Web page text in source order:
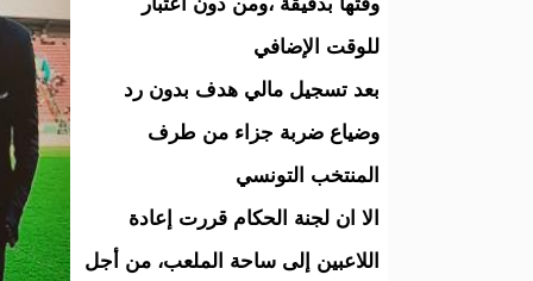
للوقت الإضافي
بعد تسجيل مالي هدف بدون رد
وضياع ضربة جزاء من طرف
المنتخب التونسي
الا ان لجنة الحكام قررت إعادة
اللاعبين إلى ساحة الملعب، من أجل